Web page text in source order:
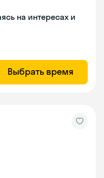
на интересах и
Выбрать время